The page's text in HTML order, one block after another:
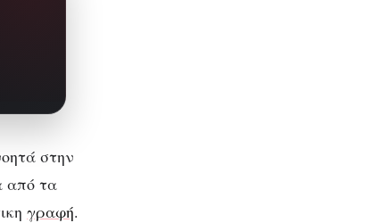
στην
από τα
γραφή.